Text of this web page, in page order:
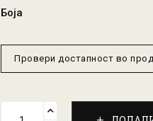
Боја
Провери достапност во